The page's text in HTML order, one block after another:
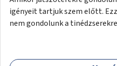
igényeit tartjuk szem előtt.
nem gondolunk a
infrastruktúra. Az idősebb